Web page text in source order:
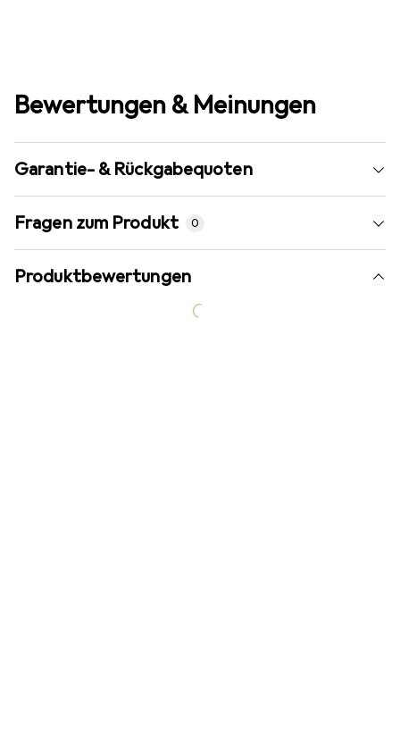
Bewertungen & Meinungen
Garantie- & Rückgabequoten
Fragen zum Produkt 0
Produktbewertungen